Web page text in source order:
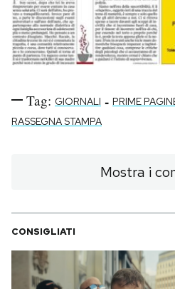
Tag: GIORNALI - PRIME
RASSEGNA STAMPA
Mostra i
CONSIGLIATI